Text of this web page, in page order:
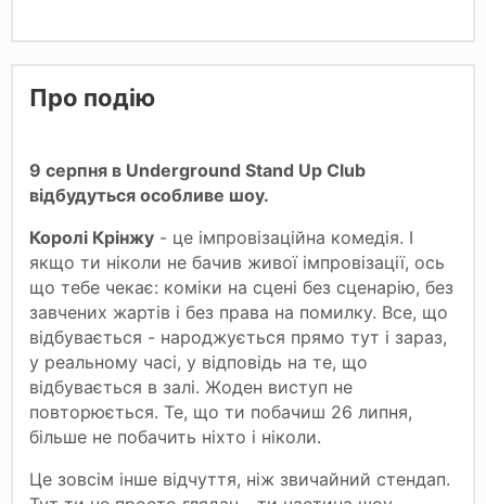
Про подію
9 серпня в Underground Stand Up Club
відбудуться особливе шоу.
Королі Крінжу - це імпровізаційна комедія. І
якщо ти ніколи не бачив живої імпровізації, ось
що тебе чекає: коміки на сцені без сценарію, без
завчених жартів і без права на помилку. Все, що
відбувається - народжується прямо тут і зараз,
у реальному часі, у відповідь на те, що
відбувається в залі. Жоден виступ не
повторюється. Те, що ти побачиш 26 липня,
більше не побачить ніхто і ніколи.
Це зовсім інше відчуття, ніж звичайний стендап.